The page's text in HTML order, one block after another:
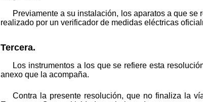
Previamente a su instalación, los aparatos a que
realizado por un verificador de medidas eléctricas
Tercera.
Los instrumentos a los que se refiere esta
anexo que la acompaña.
Contra la presente resolución, que no finaliza la